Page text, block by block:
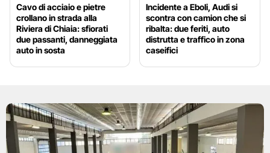
Cavo di acciaio e pietre
crollano in strada alla
Riviera di Chiaia: sfiorati
due passanti, danneggiata
auto in sosta
Incidente a Eboli, Audi si
scontra con camion che si
ribalta: due feriti, auto
distrutta e traffico in zona
caseifici